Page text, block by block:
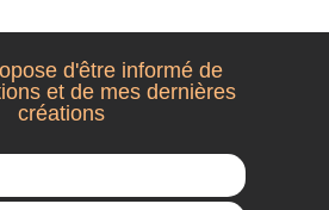
d'être informé de
et de mes dernières
créations